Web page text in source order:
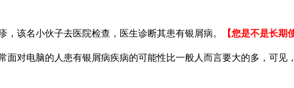
该名小伙子去医院检查，医生诊断其患有银屑病。
【您是不是长
对电脑的人患有银屑病疾病的可能性比一般人而言要大的多，可见